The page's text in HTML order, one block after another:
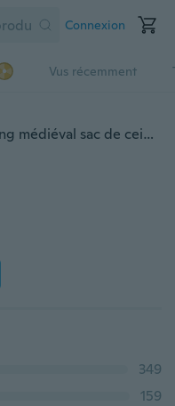
Connexion
Vus récemment
Sac de taille en cuir de Style Viking médiéval sac de ceinture en cuir Vintage sac de ceinture fantaisie GN Pirate sac accessoires de cosplay
349
159